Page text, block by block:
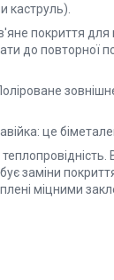
каструль).
покриття для
до повторної
це
заміни
міцними